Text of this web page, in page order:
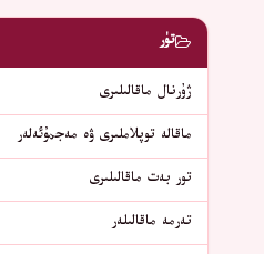
تۈر
ژۇرنال ماقالىلىرى
ماقالە توپلاملىرى ۋە مەجمۇئەلەر
تور بەت ماقالىلىرى
تەرمە ماقالىلەر